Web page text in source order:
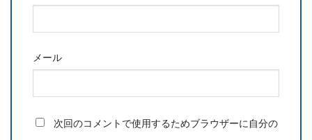
メール
次回のコメントで使用するためブラウザーに自分の